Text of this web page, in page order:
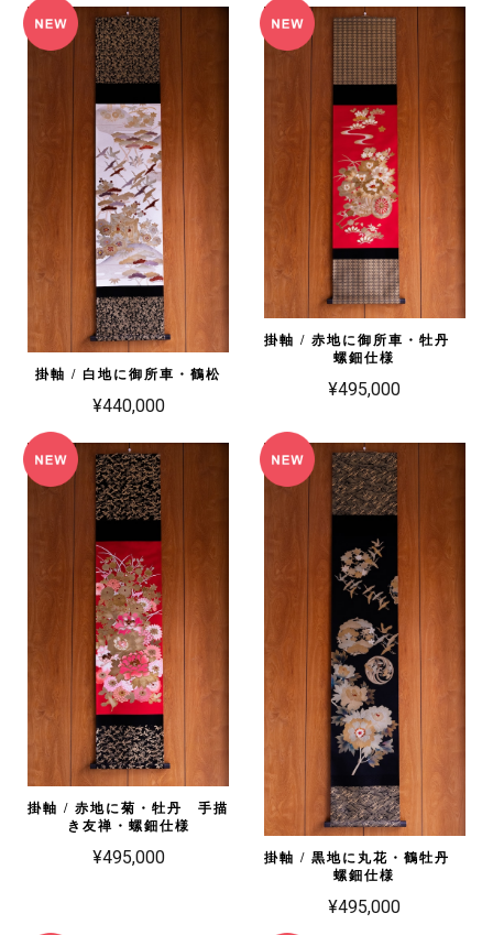
掛軸 / 白地に御所車・鶴松
¥440,000
掛軸 / 赤地に御所車・牡丹
螺鈿仕様
¥495,000
掛軸 / 赤地に菊・牡丹 手描
き友禅・螺鈿仕様
¥495,000
掛軸 / 黒地に丸花・鶴牡丹
螺鈿仕様
¥495,000